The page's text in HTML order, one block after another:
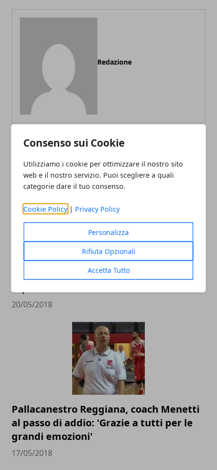
Consenso sui Cookie
Utilizziamo i cookie per ottimizzare il nostro sito
web e il nostro servizio. Puoi scegliere a quali
categorie dare il tuo consenso.
Cookie Policy | Privacy Policy
Personalizza
Rifiuta Opzionali
Accetta Tutto
Redazione
Pistoia Basket 2000: annunciato il
divorzio ufficiale da coach Vincenzo
20/05/2018
Pallacanestro Reggiana, coach Menetti
al passo di addio: 'Grazie a tutti per le
grandi emozioni'
17/05/2018